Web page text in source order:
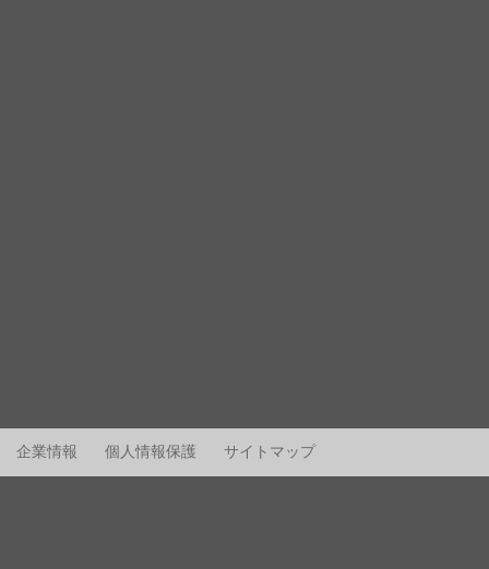
企業情報 個人情報保護 サイトマップ